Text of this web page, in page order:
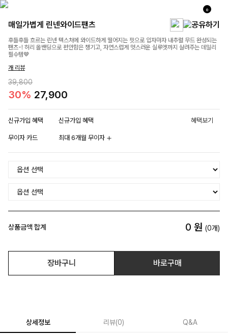
0
매일가볍게 린넨와이드팬츠
후들후들 흐르는 린넨 텍스처에 와이드하게 떨어지는 핏으로 입자마자 내추럴 무드 완성되는
팬츠-! 허리 올밴딩으로 편안함은 챙기고, 자연스럽게 멋스러운 실루엣까지 살려주는 데일리
필수템🤎
개 리뷰
39,800
30% 27,900
신규가입 혜택 신규가입 혜택 혜택보기
무이자 카드 최대 6개월 무이자
상품금액 합계 0 원 (0개)
장바구니 바로구매
상세정보 리뷰(0) Q&A